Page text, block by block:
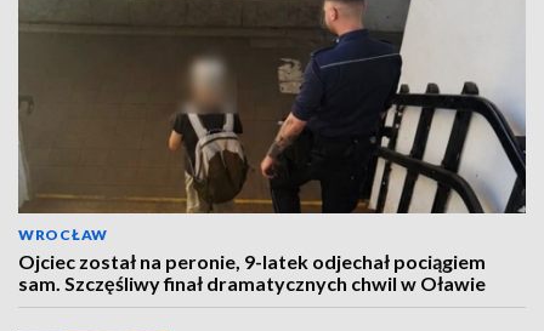
WROCŁAW
Ojciec został na peronie, 9-latek odjechał pociągiem
sam. Szczęśliwy finał dramatycznych chwil w Oławie